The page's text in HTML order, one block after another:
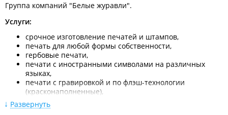
Группа компаний "Белые журавли".
Услуги:
срочное изготовление печатей и штампов,
печать для любой формы собственности,
гербовые печати,
печати с иностранными символами на различных
языках,
печати с гравировкой и по флэш-технологии
(красконаполненные),
печати с растровой защитой от копирования,
изготовление факсимиле, клише, роспись,
Развернуть